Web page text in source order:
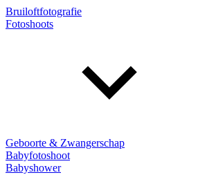
Bruiloftfotografie
Fotoshoots
Geboorte & Zwangerschap
Babyfotoshoot
Babyshower